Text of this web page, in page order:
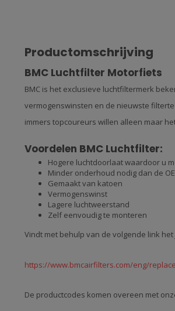
Productomschrijving
BMC Luchtfilter Motorfiets
BMC is het exclusieve luchtfiltermerk
vermogenswinsten en de nieuwste
immers topcoureurs willen alleen maar
Voordelen BMC Luchtfilter:
Hogere luchtdoorlaat waardoor u
Minder onderhoud nodig dan de
Gemaakt van katoen
Vermogenswinst
Lagere luchtweerstand
Zelf eenvoudig te monteren
Vindt met behulp van de volgende link
https://www.bmcairfilters.com/eng/
De productcodes komen overeen met